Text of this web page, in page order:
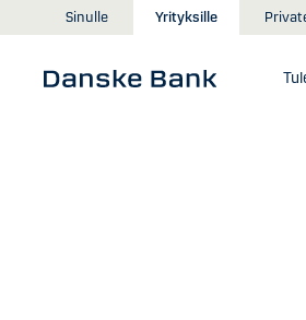
Siirry sisältöön
Sinulle Yrityksille